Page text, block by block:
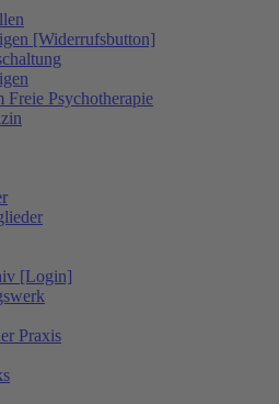
[Widerrufsbutton]
Freie Psychotherapie
[Login]
Praxis